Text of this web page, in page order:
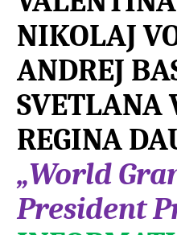
NIKOLAJ
ANDREJ
SVETLANA
REGINA
„World
President